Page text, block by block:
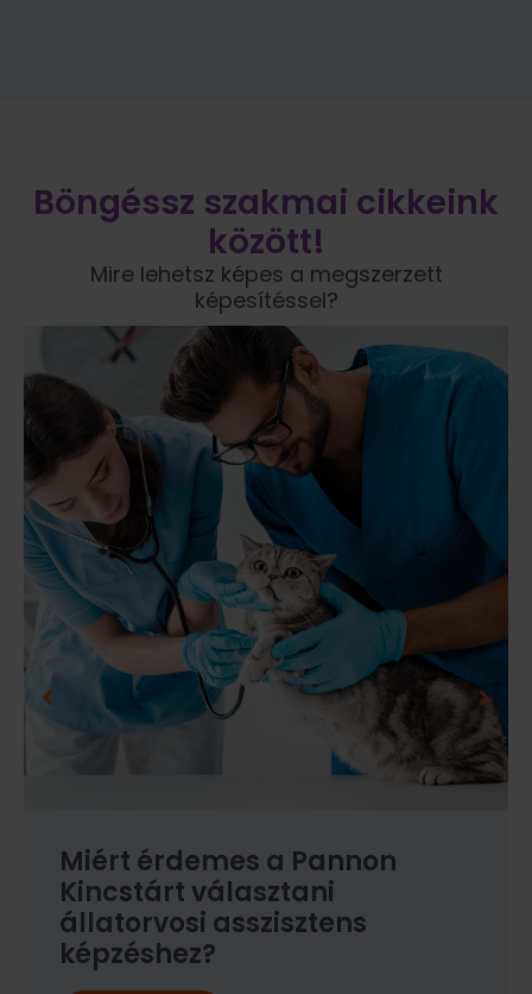
Böngéssz szakmai cikkeink
között!
Mire lehetsz képes a megszerzett
képesítéssel?
Miért érdemes a Pannon
Kincstárt választani
állatorvosi asszisztens
képzéshez?